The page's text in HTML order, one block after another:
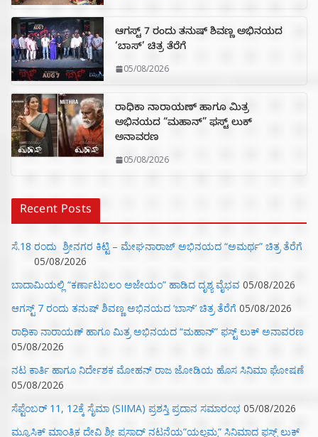
ಆಗಸ್ಟ್ 7 ರಂದು ತನುಷ್ ಶಿವಣ್ಣ ಅಭಿನಯದ
‘ಬಾಸ್’ ಚಿತ್ರ ತೆರೆಗೆ
05/08/2026
ರಾಧಿಕಾ ನಾರಾಯಣ್ ಹಾಗೂ ಮಿತ್ರ
ಅಭಿನಯದ “ಮಹಾನ್” ಫಸ್ಟ್ ಲುಕ್
ಅನಾವರಣ
05/08/2026
Recent Posts
ಸೆ.18 ರಂದು ಶ್ರೀನಗರ ಕಿಟ್ಟಿ – ಮೇಘನಾರಾಜ್ ಅಭಿನಯದ “ಅಮರ್ಥ” ಚಿತ್ರ ತೆರೆಗೆ
05/08/2026
ಬಾದಾಮಿಯಲ್ಲಿ “ಕರ್ಣಾಟಬಲಂ ಅಜೇಯಂ” ಹಾಡಿದ ದೃಶ್ಯ ವೈಭವ 05/08/2026
ಆಗಸ್ಟ್ 7 ರಂದು ತನುಷ್ ಶಿವಣ್ಣ ಅಭಿನಯದ ‘ಬಾಸ್’ ಚಿತ್ರ ತೆರೆಗೆ 05/08/2026
ರಾಧಿಕಾ ನಾರಾಯಣ್ ಹಾಗೂ ಮಿತ್ರ ಅಭಿನಯದ “ಮಹಾನ್” ಫಸ್ಟ್ ಲುಕ್ ಅನಾವರಣ
05/08/2026
ನಟ ಕಾರ್ತಿ ಹಾಗೂ ನಿರ್ದೇಶಕ ಮೋಹನ್ ರಾಜ ಜೋಡಿಯ ಹೊಸ ಸಿನಿಮಾ ಘೋಷಣೆ
05/08/2026
ಸೆಪ್ಟೆಂಬರ್ 11, 12ಕ್ಕೆ ಸೈಮಾ (SIIMA) ಪ್ರಶಸ್ತಿ ಪ್ರದಾನ ಸಮಾರಂಭ 05/08/2026
ಮ್ಯೂಸಿಕ್‌ ಮಾಂತ್ರಿಕ ದೇವಿ ಶ್ರೀ ಪ್ರಸಾದ್ ನಟನೆಯ”ಯಲ್ಲಮ್ಮ” ಸಿನಿಮಾದ ಫಸ್ಟ್‌ ಲುಕ್‌